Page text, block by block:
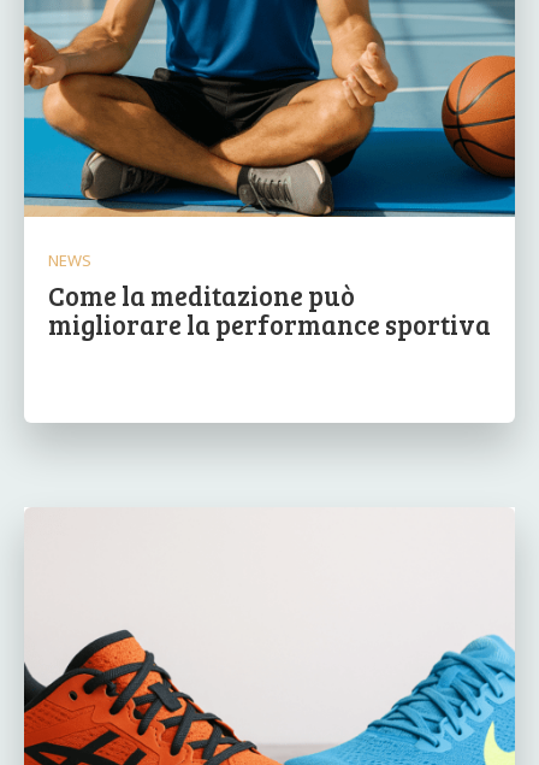
NEWS
Come la meditazione può
migliorare la performance sportiva